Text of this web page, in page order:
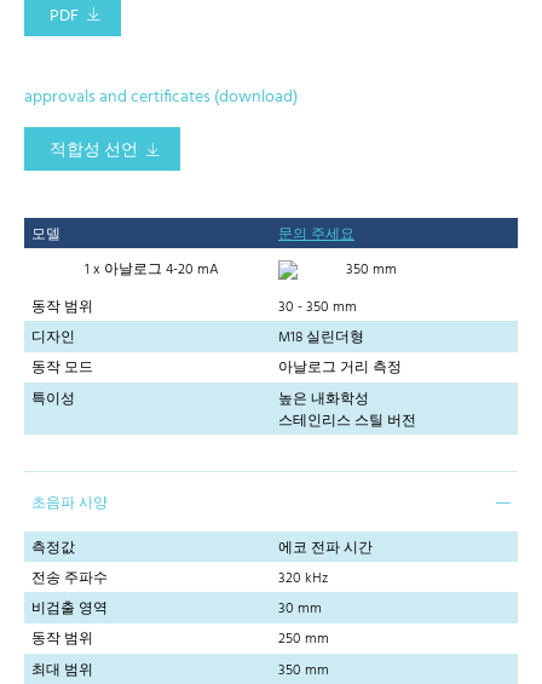
PDF
approvals and certificates (download)
적합성 선언
모델
문의 주세요
1 x 아날로그 4-20 mA
350 mm
동작 범위
30 - 350 mm
디자인
M18 실린더형
동작 모드
아날로그 거리 측정
특이성
높은 내화학성
스테인리스 스틸 버전
초음파 사양
측정값
에코 전파 시간
전송 주파수
320 kHz
비검출 영역
30 mm
동작 범위
250 mm
최대 범위
350 mm